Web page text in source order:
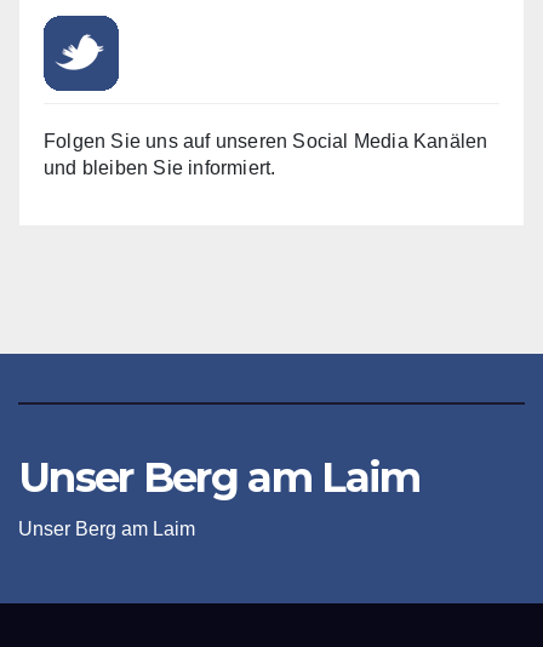
Folgen Sie uns auf unseren Social Media Kanälen
und bleiben Sie informiert.
Unser Berg am Laim
Unser Berg am Laim